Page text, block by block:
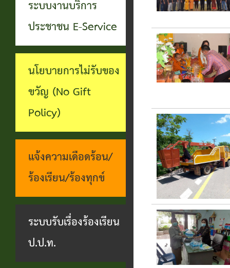
Service)
เว็บไซต์
ระบบงานบริการ
ประชาชน E-Service
นโยบายการไม่รับของ
ขวัญ (No Gift
Policy)
แจ้งความเดือดร้อน/
ร้องเรียน/ร้องทุกข์
ระบบรับเรื่องร้องเรียน
ป.ป.ท.